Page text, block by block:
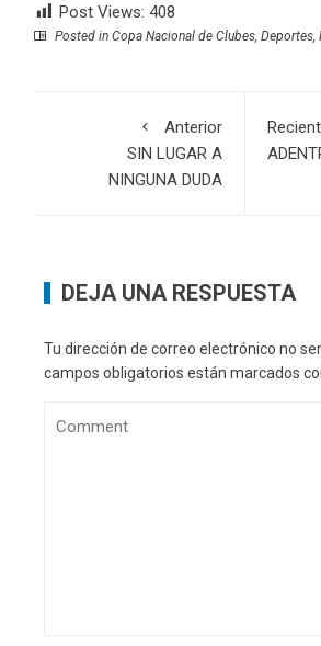
Post Views: 408
Posted in Copa Nacional de Clubes Deportes
Anterior
SIN LUGAR A
NINGUNA DUDA
DEJA UNA RESPUESTA
Tu dirección de correo electrónico no
campos obligatorios están marcados